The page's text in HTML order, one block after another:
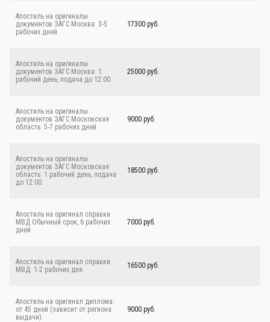
Апостиль на оригиналы
документов ЗАГС Москва: 3-5
рабочих дней.
17300 руб.
Апостиль на оригиналы
документов ЗАГС Москва: 1
рабочий день, подача до 12:00.
25000 руб.
Апостиль на оригиналы
документов ЗАГС Московская
область: 5-7 рабочих дней.
9000 руб.
Апостиль на оригиналы
документов ЗАГС Московская
область: 1 рабочий день, подача
до 12:00.
18500 руб.
Апостиль на оригинал справки
МВД Обычный срок, 6 рабочих
дней
7000 руб.
Апостиль на оригинал справки
МВД: 1-2 рабочих дня.
16500 руб.
Апостиль на оригинал диплома:
от 45 дней (зависит от региона
выдачи).
9000 руб.